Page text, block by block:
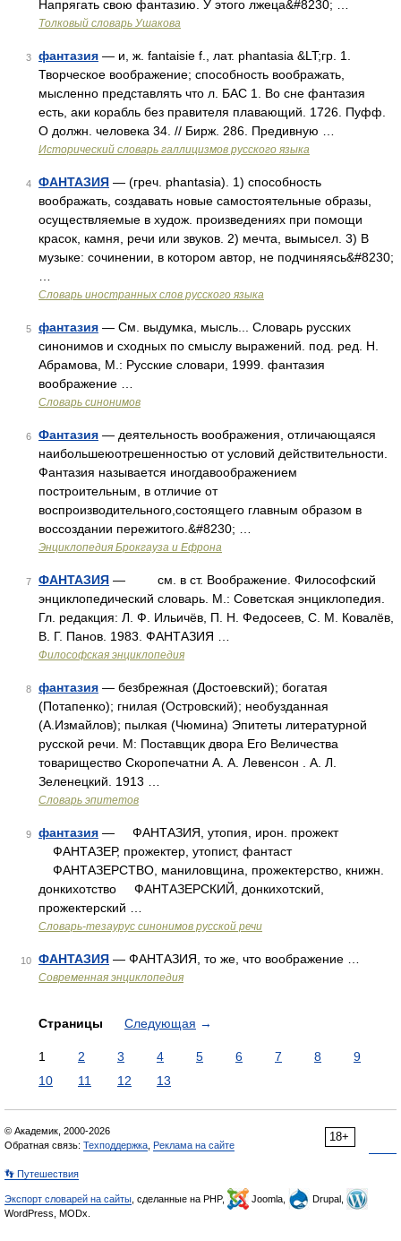
Напрягать свою фантазию. У этого лжеца&#8230; …
Толковый словарь Ушакова
3 фантазия — и, ж. fantaisie f., лат. phantasia &LT;гр. 1.
Творческое воображение; способность воображать,
мысленно представлять что л. БАС 1. Во сне фантазия
есть, аки корабль без правителя плавающий. 1726. Пуфф.
О должн. человека 34. // Бирж. 286. Предивную …
Исторический словарь галлицизмов русского языка
4 ФАНТАЗИЯ — (греч. phantasia). 1) способность
воображать, создавать новые самостоятельные образы,
осуществляемые в худож. произведениях при помощи
красок, камня, речи или звуков. 2) мечта, вымысел. 3) В
музыке: сочинении, в котором автор, не подчиняясь&#8230;
Словарь иностранных слов русского языка
5 фантазия — См. выдумка, мысль... Словарь русских
синонимов и сходных по смыслу выражений. под. ред. Н.
Абрамова, М.: Русские словари, 1999. фантазия
воображение …
Словарь синонимов
6 Фантазия — деятельность воображения, отличающаяся
наибольшеюотрешенностью от условий действительности.
Фантазия называется иногдавоображением
построительным, в отличие от
воспроизводительного,состоящего главным образом в
воссоздании пережитого.&#8230; …
Энциклопедия Брокгауза и Ефрона
7 ФАНТАЗИЯ — см. в ст. Воображение. Философский
энциклопедический словарь. М.: Советская энциклопедия.
Гл. редакция: Л. Ф. Ильичёв, П. Н. Федосеев, С. М. Ковалёв,
В. Г. Панов. 1983. ФАНТАЗИЯ …
Философская энциклопедия
8 фантазия — безбрежная (Достоевский); богатая
(Потапенко); гнилая (Островский); необузданная
(А.Измайлов); пылкая (Чюмина) Эпитеты литературной
русской речи. М: Поставщик двора Его Величества
товарищество Скоропечатни А. А. Левенсон . А. Л.
Зеленецкий. 1913 …
Словарь эпитетов
9 фантазия — ФАНТАЗИЯ, утопия, ирон. прожект
ФАНТАЗЕР, прожектер, утопист, фантаст
ФАНТАЗЕРСТВО, маниловщина, прожектерство, книжн.
донкихотство ФАНТАЗЕРСКИЙ, донкихотский,
прожектерский …
Словарь-тезаурус синонимов русской речи
10 ФАНТАЗИЯ — ФАНТАЗИЯ, то же, что воображение …
Современная энциклопедия
Страницы Следующая →
1 2 3 4 5 6 7 8
9
10
11 12 13
18+
© Академик, 2000-2026
Обратная связь: Техподдержка Реклама на сайте
👣 Путешествия
Экспорт словарей на сайты , сделанные на PHP, Joomla,
Drupal,
WordPress, MODx.